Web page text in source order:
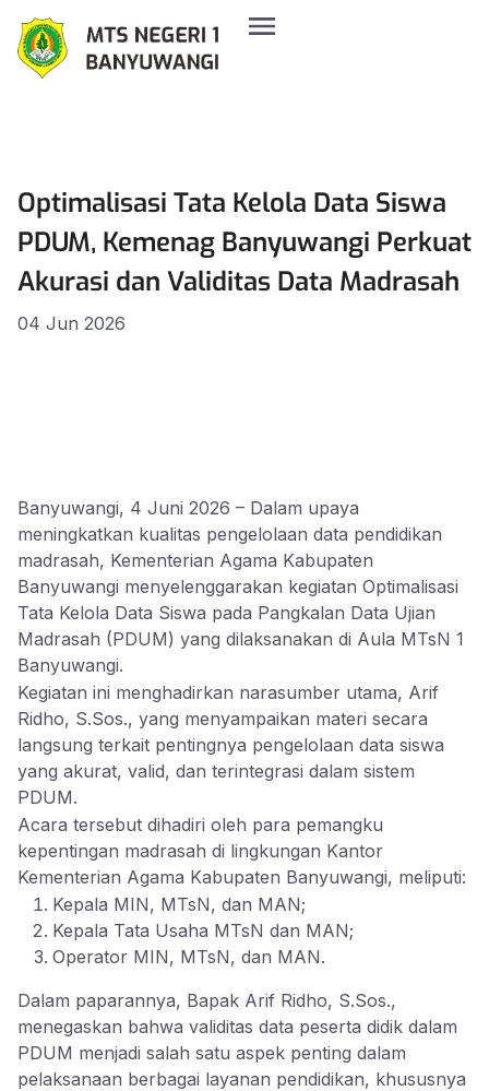
Optimalisasi Tata Kelola Data Siswa
PDUM, Kemenag Banyuwangi Perkuat
Akurasi dan Validitas Data Madrasah
04 Jun 2026
Banyuwangi, 4 Juni 2026 – Dalam upaya
meningkatkan kualitas pengelolaan data pendidikan
madrasah, Kementerian Agama Kabupaten
Banyuwangi menyelenggarakan kegiatan Optimalisasi
Tata Kelola Data Siswa pada Pangkalan Data Ujian
Madrasah (PDUM) yang dilaksanakan di Aula MTsN 1
Banyuwangi.
Kegiatan ini menghadirkan narasumber utama, Arif
Ridho, S.Sos., yang menyampaikan materi secara
langsung terkait pentingnya pengelolaan data siswa
yang akurat, valid, dan terintegrasi dalam sistem
PDUM.
Acara tersebut dihadiri oleh para pemangku
kepentingan madrasah di lingkungan Kantor
Kementerian Agama Kabupaten Banyuwangi, meliputi:
Kepala MIN, MTsN, dan MAN;
Kepala Tata Usaha MTsN dan MAN;
Operator MIN, MTsN, dan MAN.
Dalam paparannya, Bapak Arif Ridho, S.Sos.,
menegaskan bahwa validitas data peserta didik dalam
PDUM menjadi salah satu aspek penting dalam
pelaksanaan berbagai layanan pendidikan, khususnya